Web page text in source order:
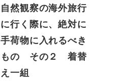
自然観察の海外旅行
に行く際に、絶対に
手荷物に入れるべき
もの その２ 着替
え一組